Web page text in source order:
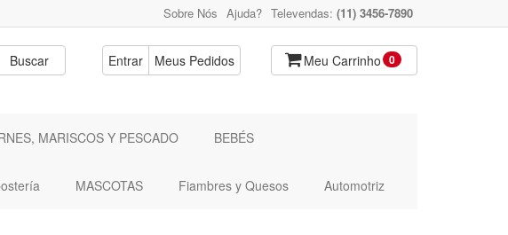
Sobre Nós Ajuda? Televendas: (11) 3456-7890
Entrar Meus Pedidos Meu Carrinho 0
MARISCOS Y PESCADO BEBÉS
MASCOTAS Fiambres y Quesos Automotriz